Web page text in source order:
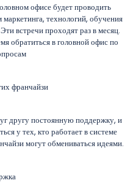
офисе будет проводить
технологий, обучения
встречи проходят раз в месяц.
обратиться в головной офис по
франчайзи
другу постоянную поддержку, и
у тех, кто работает в системе
могут обмениваться идеями.